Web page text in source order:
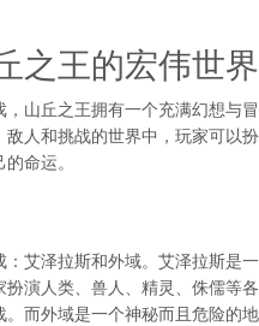
之王的宏伟世界
山丘之王拥有一个充满幻想与冒
人和挑战的世界中，玩家可以扮
命运。
艾泽拉斯和外域。艾泽拉斯是一
演人类、兽人、精灵、侏儒等各
而外域是一个神秘而且危险的地